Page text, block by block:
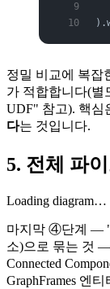
정밀 비교에 복잡
가 적합합니다(별
UDF" 참고). 핵심
다는 것입니다.
5. 전체 파
Loading diagram…
마지막 ④단계 —
소)으로 묶는 것 —
Connected
GraphFrames 엔